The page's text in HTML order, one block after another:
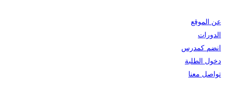
عن الموقع
الدورات
انضم كمدرس
دخول الطلبة
تواصل معنا